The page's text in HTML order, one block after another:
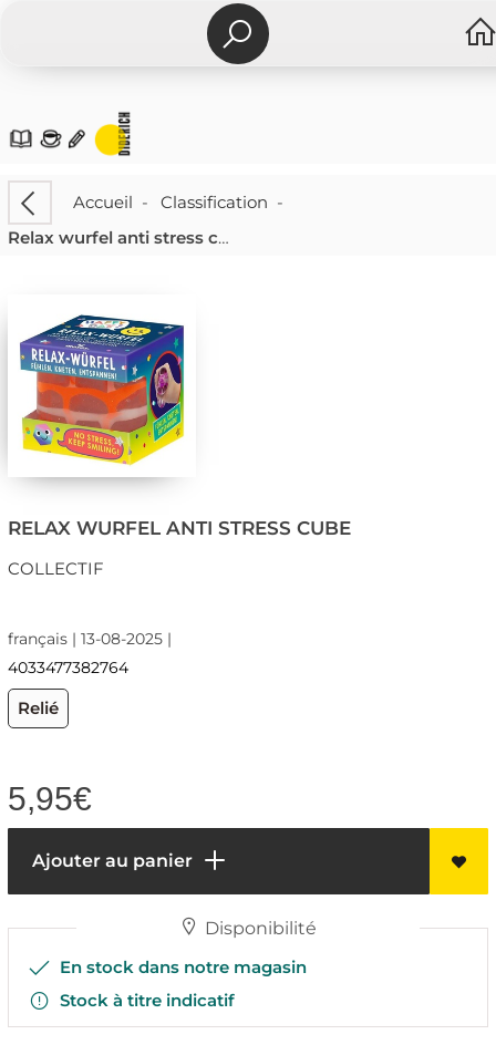
Accueil - Classification -
Relax wurfel anti stress cube
RELAX WURFEL ANTI STRESS CUBE
COLLECTIF
français | 13-08-2025 |
4033477382764
Relié
5,95€
Ajouter au panier
Disponibilité
En stock dans notre magasin
Stock à titre indicatif